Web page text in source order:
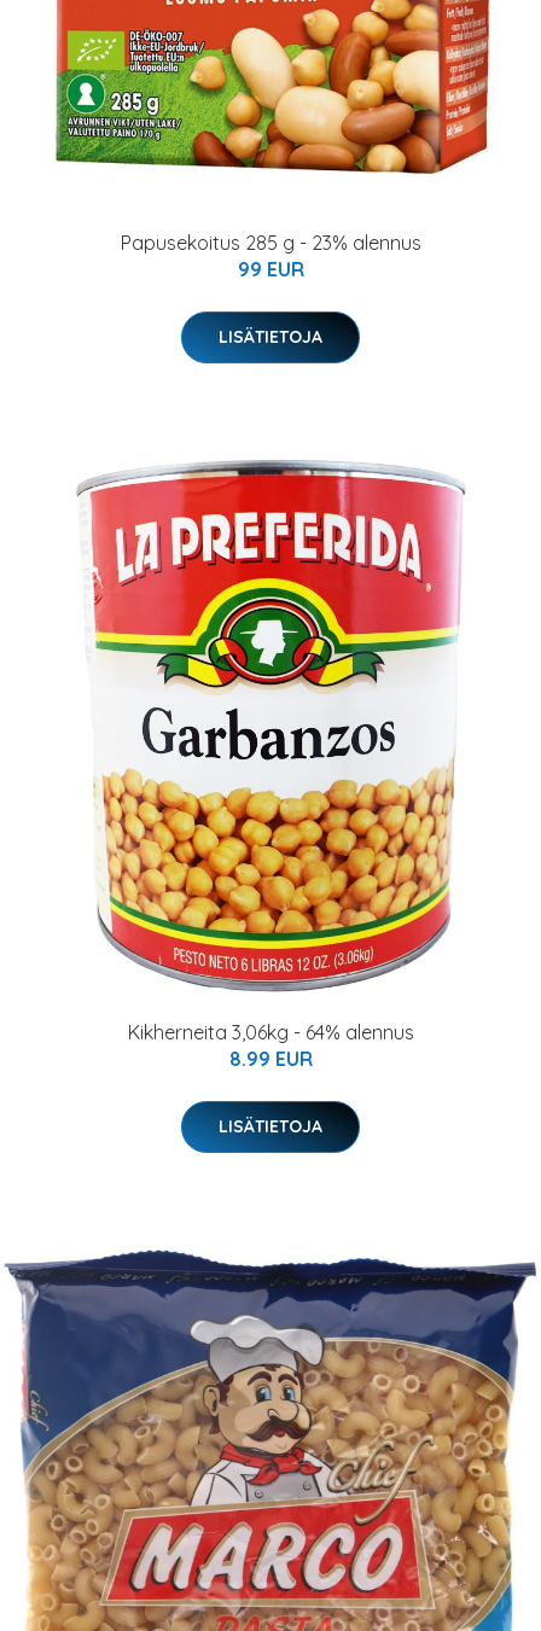
Papusekoitus 285 g - 23% alennus
99 EUR
LISÄTIETOJA
Kikherneita 3,06kg - 64% alennus
8.99 EUR
LISÄTIETOJA